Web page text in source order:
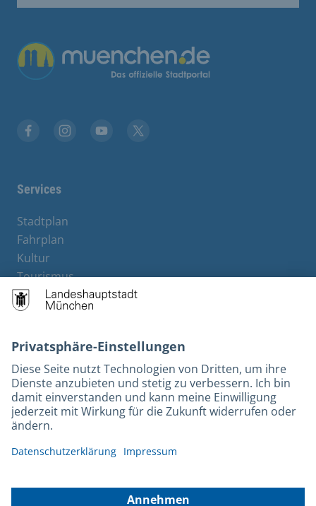
Services
Stadtplan
Fahrplan
Kultur
Tourismus
M-Strom
Bürgerservice
Kontakt
Barrierefreiheit
Leichte Sprache
Gebärdensprache
Kontakt